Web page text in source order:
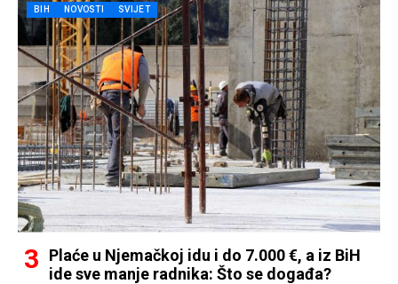
BIH NOVOSTI SVIJET
Plaće u Njemačkoj idu i do 7.000 €, a iz BiH
ide sve manje radnika: Što se događa?